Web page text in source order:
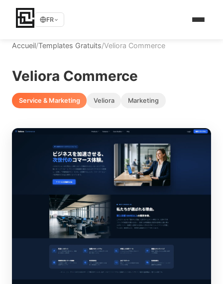
FR
Accueil/Templates Gratuits/Veliora Commerce
Veliora Commerce
Service & Marketing Veliora Marketing